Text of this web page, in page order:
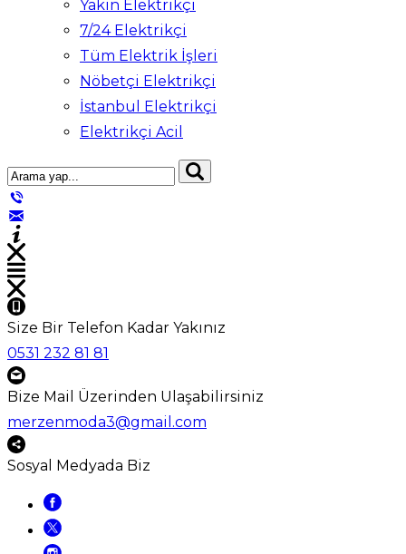
Yakın Elektrikçi
7/24 Elektrikçi
Tüm Elektrik İşleri
Nöbetçi Elektrikçi
İstanbul Elektrikçi
Elektrikçi Acil
Size Bir Telefon Kadar Yakınız
0531 232 81 81
Bize Mail Üzerinden Ulaşabilirsiniz
merzenmoda3@gmail.com
Sosyal Medyada Biz